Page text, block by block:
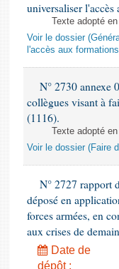
Dossiers législatifs
Budget et sécurité
Questions écrites et
universaliser
Texte adopté
Voir le dossier
l'accès aux
N° 2730 annexe
collègues visant à
(1116).
Texte adopté
Voir le dossier (Faire
N° 2727 rapport
déposé en
forces armées, en
aux crises de demain
Date de
dépôt :